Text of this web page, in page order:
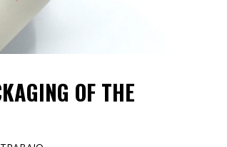
OF THE